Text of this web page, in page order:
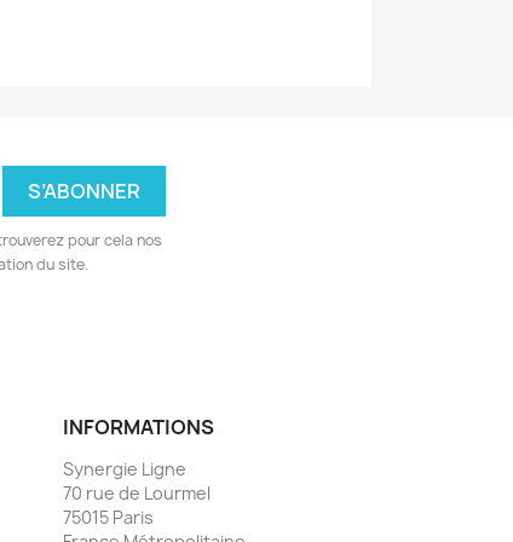
pour cela nos
du site.
INFORMATIONS
Synergie Ligne
70 rue de Lourmel
75015 Paris